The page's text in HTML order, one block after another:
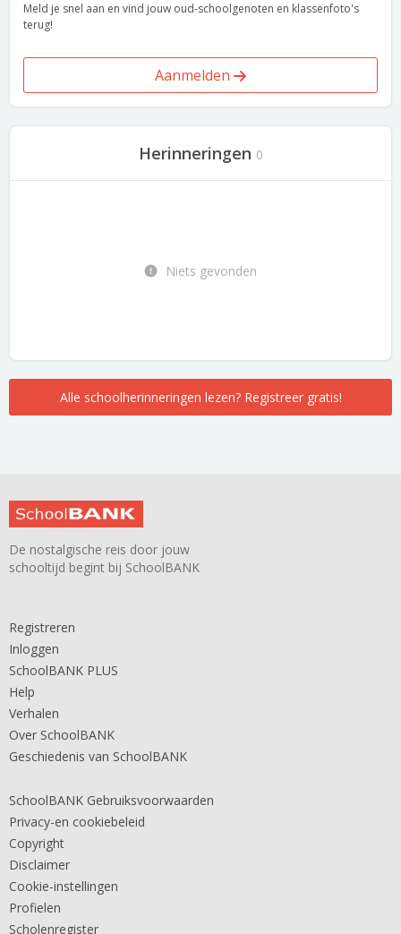
Meld je snel aan en vind jouw oud-schoolgenoten en klassenfoto's
terug!
Aanmelden
Herinneringen 0
Niets gevonden
Alle schoolherinneringen lezen? Registreer gratis!
De nostalgische reis door jouw
schooltijd begint bij SchoolBANK
Registreren
Inloggen
SchoolBANK PLUS
Help
Verhalen
Over SchoolBANK
Geschiedenis van SchoolBANK
SchoolBANK Gebruiksvoorwaarden
Privacy-en cookiebeleid
Copyright
Disclaimer
Cookie-instellingen
Profielen
Scholenregister